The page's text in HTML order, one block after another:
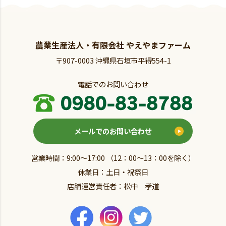
農業生産法人・有限会社 やえやまファーム
〒907-0003 沖縄県石垣市平得554-1
電話でのお問い合わせ
メールでのお問い合わせ
営業時間：9:00～17:00 （12：00～13：00を除く）
休業日：土日・祝祭日
店舗運営責任者：松中 孝道